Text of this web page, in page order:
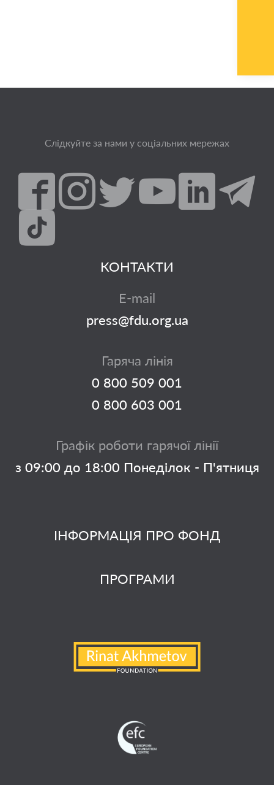
Слідкуйте за нами у соціальних мережах
ІНФОРМАЦІЯ ПРО ФОНД
ПРОГРАМИ
КОНТАКТИ
E-mail
press@fdu.org.ua
Гаряча лінія
0 800 509 001
0 800 603 001
Графік роботи гарячої лінії
з 09:00 до 18:00 Понеділок - П'ятниця